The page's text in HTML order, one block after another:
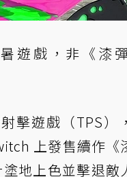
遊戲，非《漆
擊遊戲（TPS）
上發售續作《
地上色並擊退敵